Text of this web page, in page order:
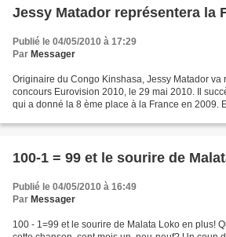
Jessy Matador représentera la
Publié le 04/05/2010 à 17:29
Par Messager
Originaire du Congo Kinshasa, Jessy Matador va
concours Eurovision 2010, le 29 mai 2010. Il
qui a donné la 8 ème place à la France en 2009.
100-1 = 99 et le sourire de
Publié le 04/05/2010 à 16:49
Par Messager
100 - 1=99 et le sourire de Malata Loko en plus!